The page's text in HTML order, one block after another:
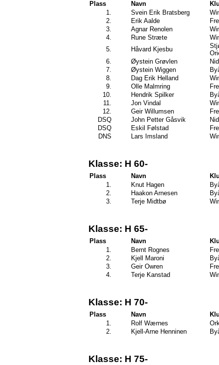
Plass Navn
1.
Svein Erik Bratsberg
2.
Erik Aalde
3.
Agnar Renolen
4.
Rune Stræte
5.
Håvard Kjesbu
6.
Øystein Grøvlen
7.
Øystein Wiggen
8.
Dag Erik Helland
9.
Olle Malmring
10.
Hendrik Spilker
11.
Jon Vindal
12.
Geir Willumsen
DSQ
John Petter Gåsvik
DSQ
Eskil Følstad
DNS
Lars Imsland
Klasse: H 60-
Plass Navn
1.
Knut Hagen
2.
Haakon Arnesen
3.
Terje Midtbø
Klasse: H 65-
Plass Navn
1.
Bernt Rognes
2.
Kjell Maroni
3.
Geir Owren
4.
Terje Kanstad
Klasse: H 70-
Plass Navn
1.
Rolf Wærnes
2.
Kjell-Arne Henninen
Klasse: H 75-